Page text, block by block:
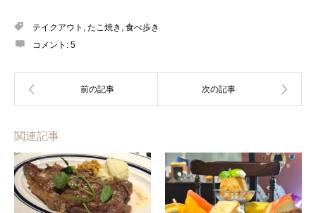
テイクアウト , たこ焼き , 食べ歩き
コメント: 5
関連記事